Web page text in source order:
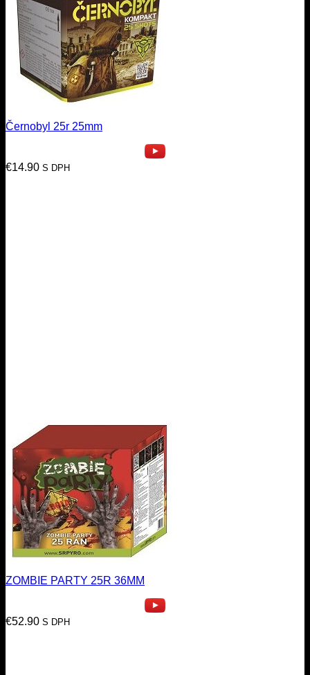
Černobyl 25r 25mm
€14.90 S DPH
ZOMBIE PARTY 25R 36MM
€52.90 S DPH